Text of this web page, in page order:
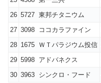
26 5727 東邦チタニウム
27 3098 ココカラファイン
28 1675 ＷＴパラジウム投信
29 5998 アドバネクス
30 3963 シンクロ・フード